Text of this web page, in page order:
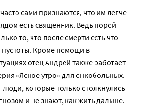
сами признаются, что им легче
есть священник. Ведь порой
то, что после смерти есть что-
Кроме помощи в
отец Андрей также работает
«Ясное утро» для онкобольных.
люди, которые только столкнулись
и не знают, как жить дальше.